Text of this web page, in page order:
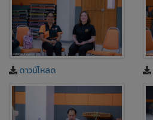
ดาวน์โหลด